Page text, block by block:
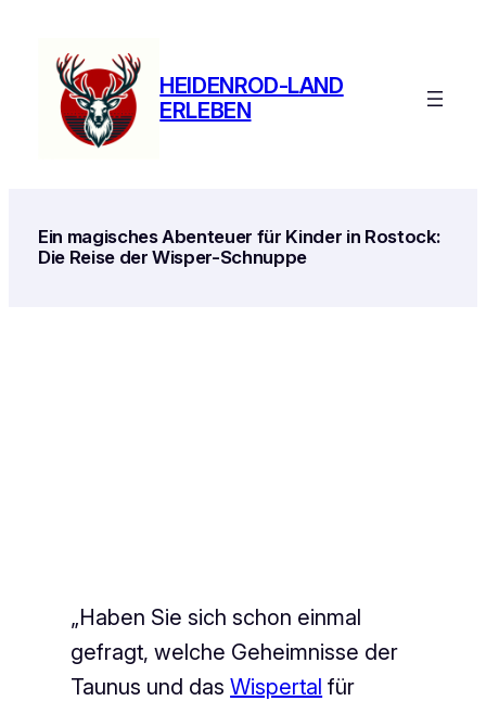
springen
HEIDENROD-LAND
ERLEBEN
Ein magisches Abenteuer für Kinder in Rostock:
Die Reise der Wisper-Schnuppe
„Haben Sie sich schon einmal
gefragt, welche Geheimnisse der
Taunus und dasWispertal für